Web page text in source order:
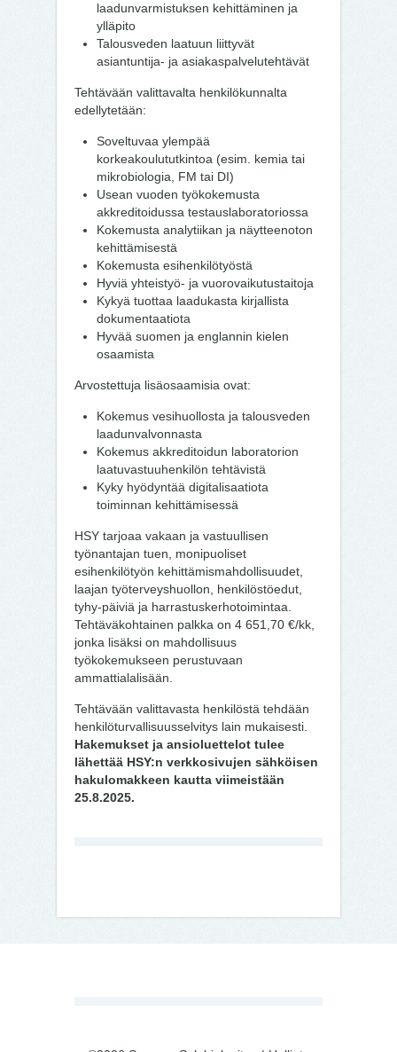
laadunvarmistuksen kehittäminen ja
ylläpito
Talousveden laatuun liittyvät
asiantuntija- ja asiakaspalvelutehtävät
Tehtävään valittavalta henkilökunnalta
edellytetään:
Soveltuvaa ylempää
korkeakoulututkintoa (esim. kemia tai
mikrobiologia, FM tai DI)
Usean vuoden työkokemusta
akkreditoidussa testauslaboratoriossa
Kokemusta analytiikan ja näytteenoton
kehittämisestä
Kokemusta esihenkilötyöstä
Hyviä yhteistyö- ja vuorovaikutustaitoja
Kykyä tuottaa laadukasta kirjallista
dokumentaatiota
Hyvää suomen ja englannin kielen
osaamista
Arvostettuja lisäosaamisia ovat:
Kokemus vesihuollosta ja talousveden
laadunvalvonnasta
Kokemus akkreditoidun laboratorion
laatuvastuuhenkilön tehtävistä
Kyky hyödyntää digitalisaatiota
toiminnan kehittämisessä
HSY tarjoaa vakaan ja vastuullisen
työnantajan tuen, monipuoliset
esihenkilötyön kehittämismahdollisuudet,
laajan työterveyshuollon, henkilöstöedut,
tyhy-päiviä ja harrastuskerhotoimintaa.
Tehtäväkohtainen palkka on 4 651,70 €/kk,
jonka lisäksi on mahdollisuus
työkokemukseen perustuvaan
ammattialalisään.
Tehtävään valittavasta henkilöstä tehdään
henkilöturvallisuusselvitys lain mukaisesti.
Hakemukset ja ansioluettelot tulee
lähettää HSY:n verkkosivujen sähköisen
hakulomakkeen kautta viimeistään
25.8.2025.